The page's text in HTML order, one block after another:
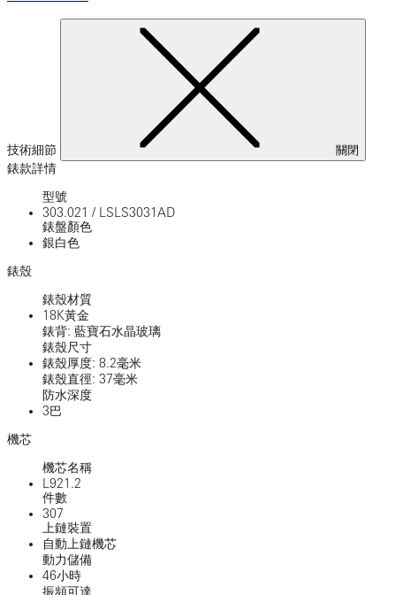
技術細節 關閉
錶款詳情
型號
303.021 /
LSLS3031AD
錶盤顏色
銀白色
錶殼
錶殼材質
18K黃金
錶背: 藍寶石水晶玻璃
錶殼尺寸
錶殼厚度: 8.2毫米
錶殼直徑: 37毫米
防水深度
3巴
機芯
機芯名稱
L921.2
件數
307
上鏈裝置
自動上鏈機芯
動力儲備
46小時
振頻可達